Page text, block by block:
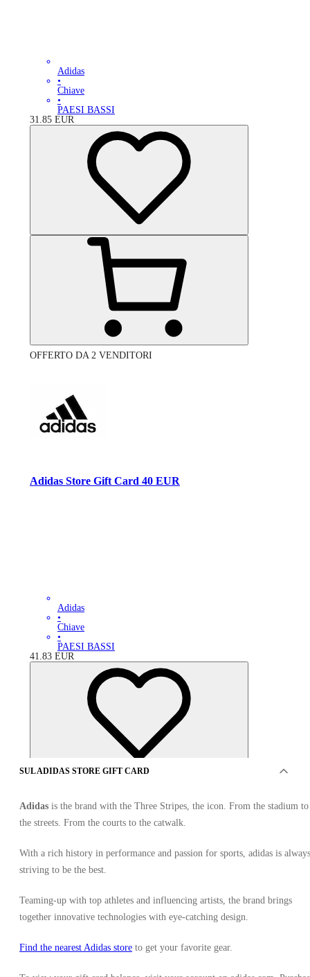
Adidas
•
Chiave
•
PAESI BASSI
31.85 EUR
OFFERTO DA 2 VENDITORI
Adidas Store Gift Card 40 EUR
Adidas
•
Chiave
•
PAESI BASSI
41.83 EUR
SUL ADIDAS STORE GIFT CARD
Adidas is the brand with the Three Stripes, the icon. From the stadium to
the streets. From the courts to the catwalk.
With a rich history in performance and passion for sports, adidas is always
striving to be the best.
Teaming-up with top athletes and influencing artists, the brand brings
together innovative technologies with eye-catching design.
Find the nearest Adidas store to get your favorite gear.